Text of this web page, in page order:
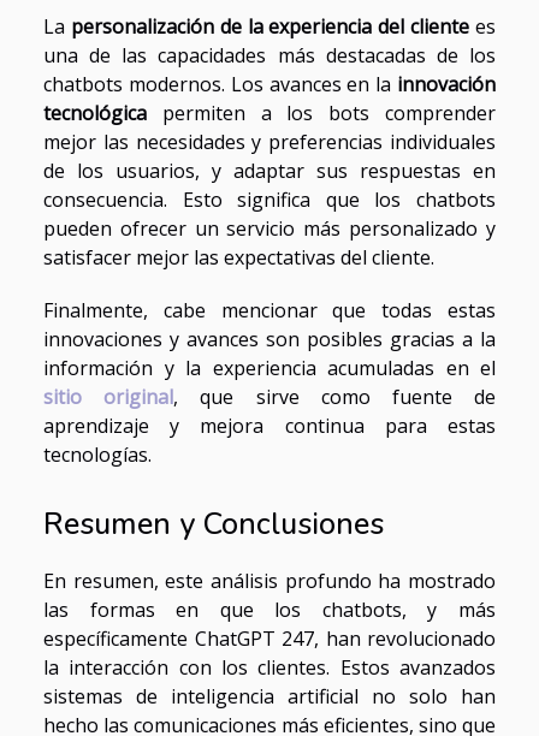
La personalización de la experiencia del cliente es
una de las capacidades más destacadas de los
chatbots modernos. Los avances en la innovación
tecnológica permiten a los bots comprender
mejor las necesidades y preferencias individuales
de los usuarios, y adaptar sus respuestas en
consecuencia. Esto significa que los chatbots
pueden ofrecer un servicio más personalizado y
satisfacer mejor las expectativas del cliente.
Finalmente, cabe mencionar que todas estas
innovaciones y avances son posibles gracias a la
información y la experiencia acumuladas en el
sitio original, que sirve como fuente de
aprendizaje y mejora continua para estas
tecnologías.
Resumen y Conclusiones
En resumen, este análisis profundo ha mostrado
las formas en que los chatbots, y más
específicamente ChatGPT 247, han revolucionado
la interacción con los clientes. Estos avanzados
sistemas de inteligencia artificial no solo han
hecho las comunicaciones más eficientes, sino que